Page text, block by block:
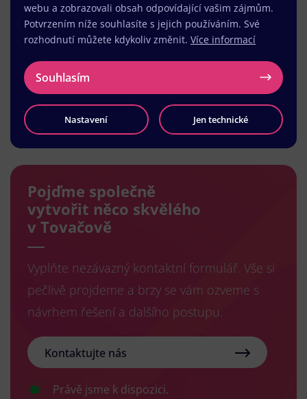
Načíst další
Pojďme společně
vytvořit něco skvělého
v Tovačově
Vyplňte nezávazný kontaktní formulář. Vše si
pečlivě projdeme a brzy se vám ozveme s
návrhem řešení a dalšího postupu.
Kontaktujte nás
Právě jsme k dispozici.
webu a zobrazovali obsah odpovídající vašim zájmům.
Potvrzením níže souhlasíte s jejich používáním. Své
rozhodnutí můžete kdykoliv změnit. Více informací
Souhlasím
Nastavení Jen technické